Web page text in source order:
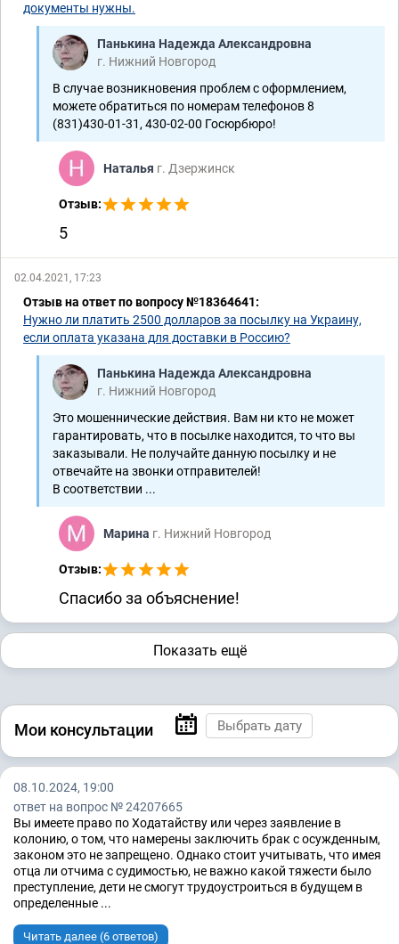
документы нужны.
Панькина Надежда Александровна
г. Нижний Новгород
В случае возникновения проблем с оформлением,
можете обратиться по номерам телефонов 8
(831)430-01-31, 430-02-00 Госюрбюро!
Наталья г. Дзержинск
Отзыв:
5
02.04.2021, 17:23
Отзыв на ответ по вопросу №18364641:
Нужно ли платить 2500 долларов за посылку на Украину,
если оплата указана для доставки в Россию?
Панькина Надежда Александровна
г. Нижний Новгород
Это мошеннические действия. Вам ни кто не может
гарантировать, что в посылке находится, то что вы
заказывали. Не получайте данную посылку и не
отвечайте на звонки отправителей!
В соответствии ...
Марина г. Нижний Новгород
Отзыв:
Спасибо за объяснение!
Показать ещё
Мои консультации
08.10.2024, 19:00
ответ на вопрос № 24207665
Вы имеете право по Ходатайству или через заявление в
колонию, о том, что намерены заключить брак с осужденным,
законом это не запрещено. Однако стоит учитывать, что имея
отца ли отчима с судимостью, не важно какой тяжести было
преступление, дети не смогут трудоустроиться в будущем в
определенные ...
Читать далее (6 ответов)